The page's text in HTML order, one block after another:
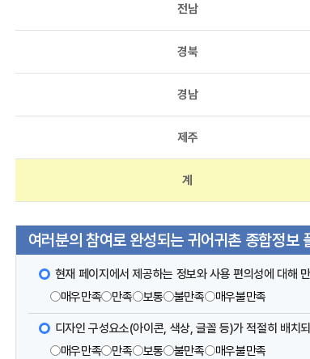
전남
경북
경남
제주
계
여러분의 참여로 완성되는 귀어귀촌 종합정보
현재 페이지에서 제공하는 정보와 사용 편의성에 대해
매우만족
만족 보통 불만족 매우불만족
디자인 구성요소(아이콘, 색상, 글꼴 등)가 적절히 배치
매우만족
만족 보통 불만족 매우불만족